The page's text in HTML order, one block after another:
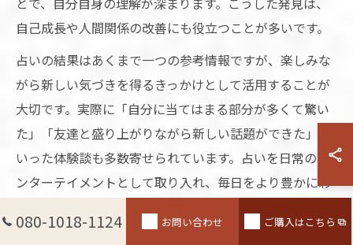
自己成長や人間関係の改善にも役立つことが多いです。
占いの結果はあくまで一つの参考情報ですが、楽しみな
がら新しい気づきを得るきっかけとして活用することが
大切です。実際に「自分に当てはまる部分が多くて驚い
た」「友達と盛り上がりながら新しい話題ができた」と
いった体験談も多数寄せられています。占いを日常のエ
ンターテイメントとして取り入れ、毎日をより豊かに彩
080-1018-1124 お問い合わせ ご購入はこちら